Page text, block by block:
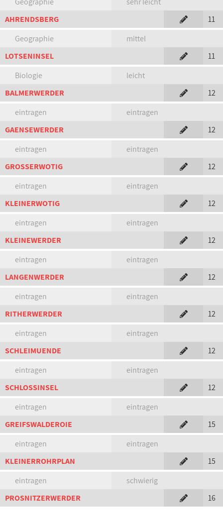
AHRENDSBERG
11
Geographie
mittel
LOTSENINSEL
11
Biologie
leicht
BALMERWERDER
12
eintragen
eintragen
GAENSEWERDER
12
eintragen
eintragen
GROSSERWOTIG
12
eintragen
eintragen
KLEINERWOTIG
12
eintragen
eintragen
KLEINEWERDER
12
eintragen
eintragen
LANGENWERDER
12
eintragen
eintragen
RITHERWERDER
12
eintragen
eintragen
SCHLEIMUENDE
12
eintragen
eintragen
SCHLOSSINSEL
12
eintragen
eintragen
GREIFSWALDEROIE
15
eintragen
eintragen
KLEINERROHRPLAN
15
eintragen
schwierig
PROSNITZERWERDER
16